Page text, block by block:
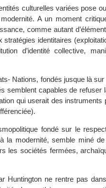
culturelles variées pose
A un moment
comme autant
identitaires
d’identité collective,
Nations, fondés jusque là
semblent capables de refuser
qui userait des instruments
fondé sur le
modernité, semble miné de
les sociétés fermées,
Huntington ne rentre pas